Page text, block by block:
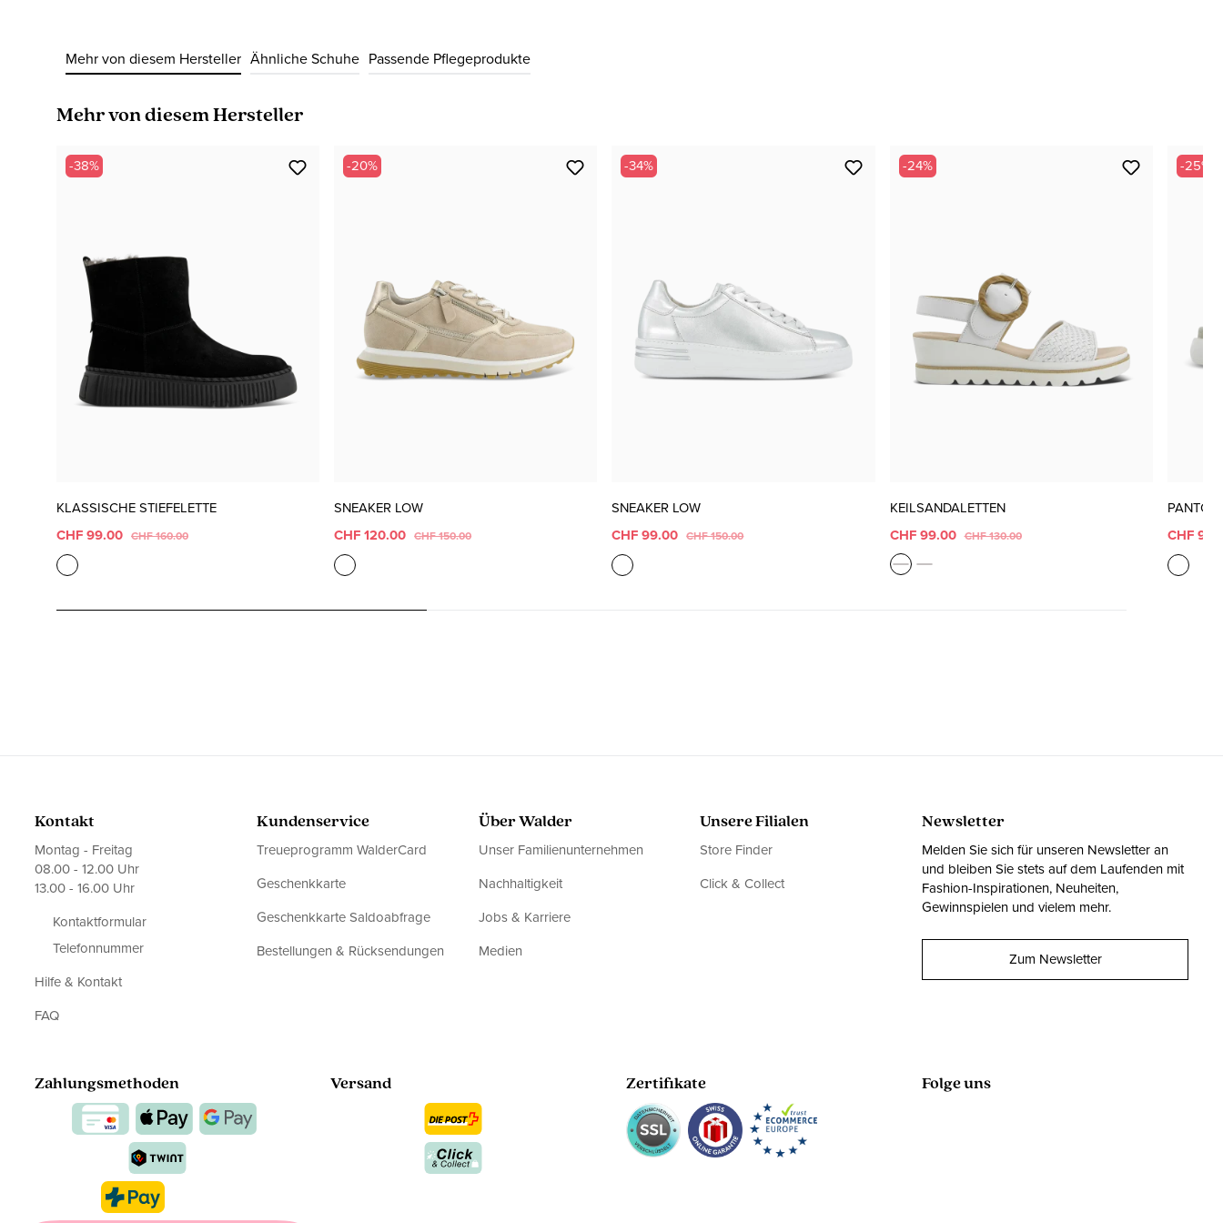
40.5 ( 7 )
nur noch wenige verfügbar
Mehr von diesem Hersteller Ähnliche Schuhe Passende Pflegeprodukte
Produktgalerie überspringen
Mehr von diesem Hersteller
-38%
KLASSISCHE STIEFELETTE
CHF 99.00 CHF 160.00
-20%
SNEAKER LOW
CHF 120.00 CHF 150.00
-34%
SNEAKER LOW
CHF 99.00 CHF 150.00
-24%
KEILSANDALETTEN
CHF 99.00 CHF 130.00
-25%
CHF
Kontakt
Montag - Freitag
08.00 - 12.00 Uhr
13.00 - 16.00 Uhr
Kontaktformular
Telefonnummer
Hilfe & Kontakt
FAQ
Kundenservice
Treueprogramm WalderCard
Geschenkkarte
Geschenkkarte Saldoabfrage
Bestellungen & Rücksendungen
Über Walder
Unser Familienunternehmen
Nachhaltigkeit
Jobs & Karriere
Medien
Unsere Filialen
Store Finder
Click & Collect
Newsletter
Melden Sie sich für unseren Newsletter an
und bleiben Sie stets auf dem Laufenden mit
Fashion-Inspirationen, Neuheiten,
Gewinnspielen und vielem mehr.
Zum Newsletter
Zahlungsmethoden Versand Zertifikate Folge uns